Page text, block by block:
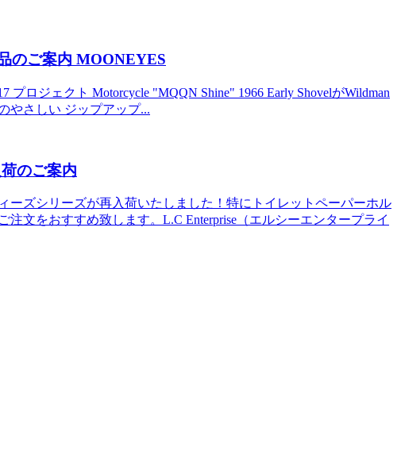
のご案内 MOONEYES
ロジェクト Motorcycle "MQQN Shine" 1966 Early ShovelがWildman
やさしい ジップアップ...
のご案内
ーズシリーズが再入荷いたしました！特にトイレットペーパーホル
文をおすすめ致します。L.C Enterprise（エルシーエンタープライ